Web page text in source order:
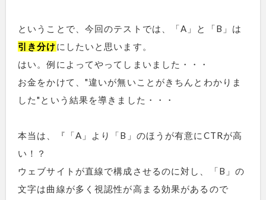
ということで、今回のテストでは、「A」と「B」は
引き分けにしたいと思います。
はい。例によってやってしまいました・・・
お金をかけて、"違いが無いことがきちんとわかりま
した"という結果を導きました・・・
本当は、『「A」より「B」のほうが有意にCTRが高
い！？
ウェブサイトが直線で構成させるのに対し、「B」の
文字は曲線が多く視認性が高まる効果があるので